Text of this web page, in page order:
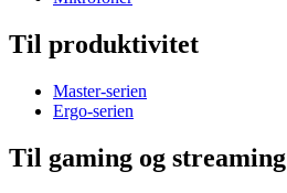
Til produktivitet
Master-serien
Ergo-serien
Til gaming og streaming